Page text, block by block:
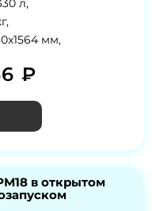
л,
мм,
₽
в открытом